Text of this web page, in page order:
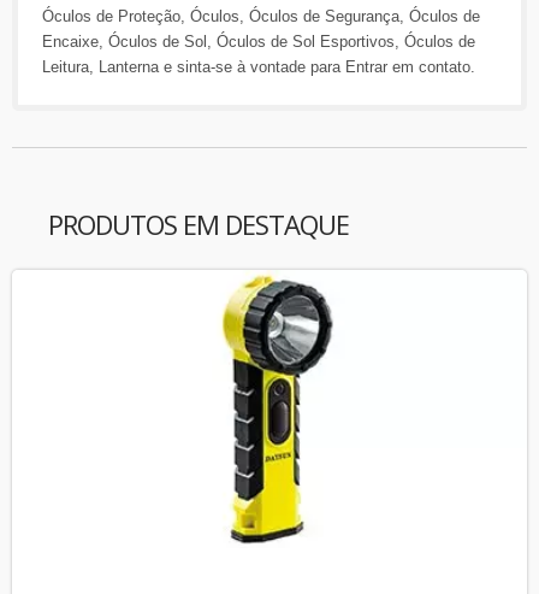
Óculos de Proteção, Óculos, Óculos de Segurança, Óculos de
Encaixe, Óculos de Sol , Óculos de Sol Esportivos, Óculos de
Leitura, Lanternae sinta-se à vontade para Entrar em contato.
PRODUTOS EM DESTAQUE